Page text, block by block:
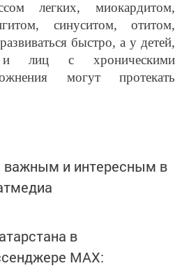
легких, миокардитом,
синуситом, отитом,
быстро, а у детей,
лиц с хроническими
могут протекать
и интересным в
в
MАХ: